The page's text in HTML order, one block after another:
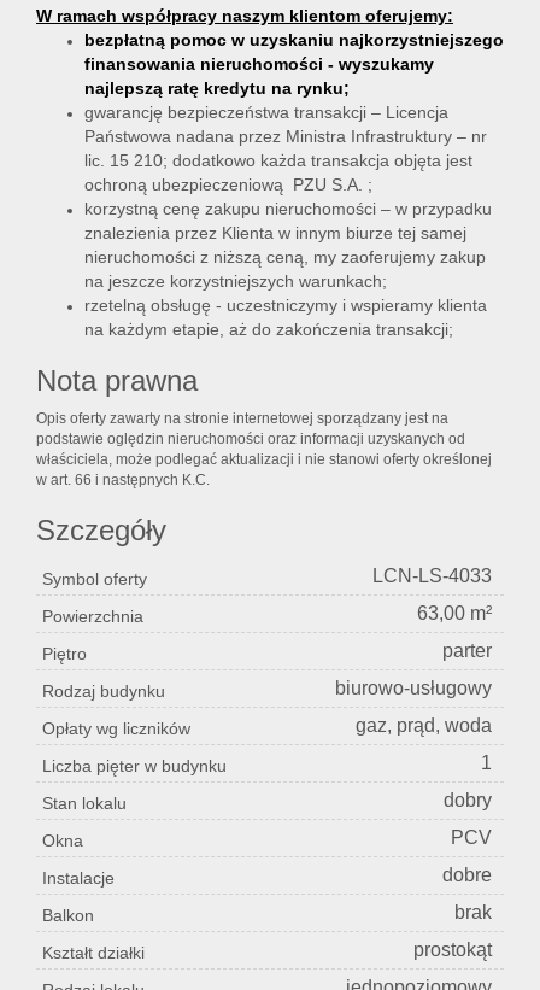
W ramach współpracy naszym klientom oferujemy:
bezpłatną pomoc w uzyskaniu najkorzystniejszego
finansowania nieruchomości - wyszukamy
najlepszą ratę kredytu na rynku;
gwarancję bezpieczeństwa transakcji – Licencja
Państwowa nadana przez Ministra Infrastruktury – nr
lic. 15 210; dodatkowo każda transakcja objęta jest
ochroną ubezpieczeniową PZU S.A. ;
korzystną cenę zakupu nieruchomości – w przypadku
znalezienia przez Klienta w innym biurze tej samej
nieruchomości z niższą ceną, my zaoferujemy zakup
na jeszcze korzystniejszych warunkach;
rzetelną obsługę - uczestniczymy i wspieramy klienta
na każdym etapie, aż do zakończenia transakcji;
Nota prawna
Opis oferty zawarty na stronie internetowej sporządzany jest na
podstawie oględzin nieruchomości oraz informacji uzyskanych od
właściciela, może podlegać aktualizacji i nie stanowi oferty określonej
w art. 66 i następnych K.C.
Szczegóły
Symbol oferty LCN-LS-4033
Powierzchnia 63,00 m²
Piętro parter
Rodzaj budynku biurowo-usługowy
Opłaty wg liczników gaz, prąd, woda
Liczba pięter w budynku 1
Stan lokalu dobry
Okna PCV
Instalacje dobre
Balkon brak
Kształt działki prostokąt